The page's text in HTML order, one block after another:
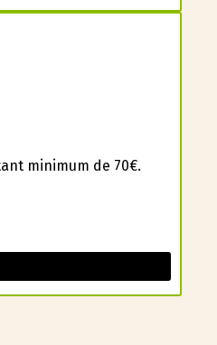
minimum de 70€.